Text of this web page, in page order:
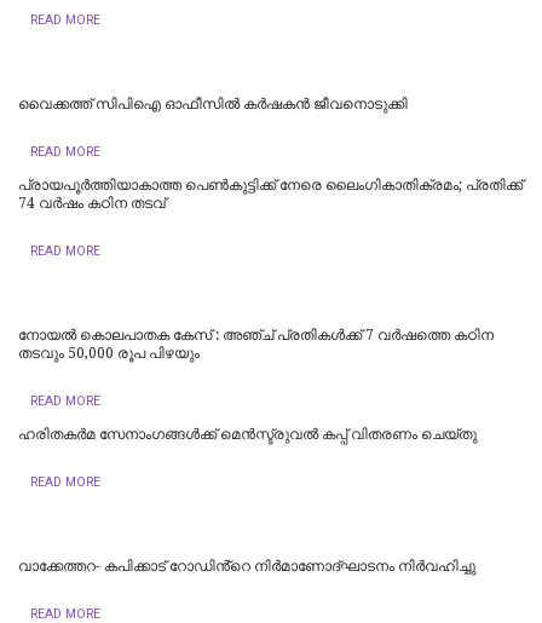
READ MORE
വൈക്കത്ത് സിപിഐ ഓഫീസിൽ കർഷകൻ ജീവനൊടുക്കി
READ MORE
പ്രായപൂർത്തിയാകാത്ത പെൺകുട്ടിക്ക് നേരെ ലൈംഗികാതിക്രമം; പ്രതിക്ക്
74 വർഷം കഠിന തടവ്
READ MORE
​നോയൽ കൊലപാതക കേസ് : അഞ്ച് പ്രതികൾക്ക് 7 വർഷത്തെ കഠിന
തടവും 50,000 രൂപ പിഴയും
READ MORE
ഹരിതകർമ സേനാംഗങ്ങൾക്ക് മെൻസ്ട്രുവൽ കപ്പ് വിതരണം ചെയ്തു
READ MORE
വാക്കേത്തറ- കപിക്കാട് റോഡിൻ്റെ നിർമാണോദ്ഘാടനം നിർവഹിച്ചു
READ MORE